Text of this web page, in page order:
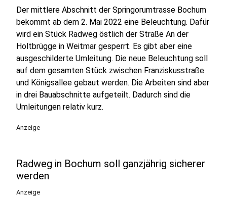
Der mittlere Abschnitt der Springorumtrasse Bochum
bekommt ab dem 2. Mai 2022 eine Beleuchtung. Dafür
wird ein Stück Radweg östlich der Straße An der
Holtbrügge in Weitmar gesperrt. Es gibt aber eine
ausgeschilderte Umleitung. Die neue Beleuchtung soll
auf dem gesamten Stück zwischen Franziskusstraße
und Königsallee gebaut werden. Die Arbeiten sind aber
in drei Bauabschnitte aufgeteilt. Dadurch sind die
Umleitungen relativ kurz.
Anzeige
Radweg in Bochum soll ganzjährig sicherer
werden
Anzeige